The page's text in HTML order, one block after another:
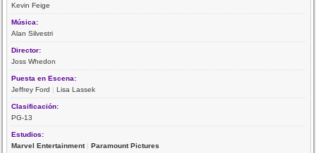
Kevin Feige
Música:
Alan Silvestri
Director:
Joss Whedon
Puesta en Escena:
Jeffrey Ford |Lisa Lassek
Clasificación:
PG-13
Estudios:
Marvel Entertainment|Paramount Pictures